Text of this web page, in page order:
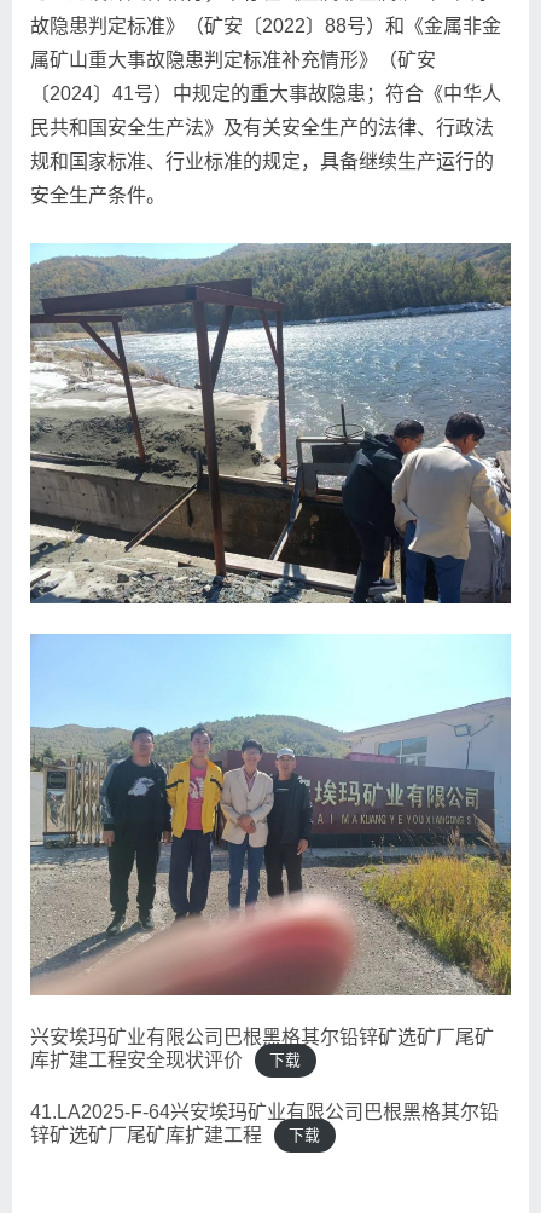
故隐患判定标准》（矿安〔2022〕88号）和《金属非金
属矿山重大事故隐患判定标准补充情形》（矿安
〔2024〕41号）中规定的重大事故隐患；符合《中华人
民共和国安全生产法》及有关安全生产的法律、行政法
规和国家标准、行业标准的规定，具备继续生产运行的
安全生产条件。
兴安埃玛矿业有限公司巴根黑格其尔铅锌矿选矿厂尾矿
库扩建工程安全现状评价
下载
41.LA2025-F-64兴安埃玛矿业有限公司巴根黑格其尔铅
锌矿选矿厂尾矿库扩建工程
下载